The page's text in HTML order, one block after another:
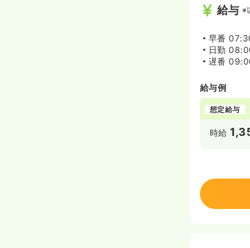
給与 ※
早番
日勤
遅番
給与例
想定給与
時給